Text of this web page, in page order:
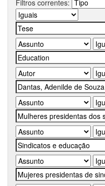
Filtros correntes: